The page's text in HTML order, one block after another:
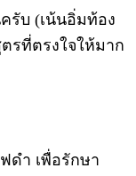
รับ (เน้นอิ่มท้อง
รที่ตรงใจให้มาก
ดำ เพื่อรักษา